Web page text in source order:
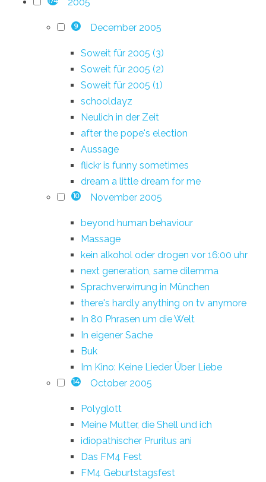
9 December 2005
Soweit für 2005 (3)
Soweit für 2005 (2)
Soweit für 2005 (1)
schooldayz
Neulich in der Zeit
after the pope's election
Aussage
flickr is funny sometimes
dream a little dream for me
10 November 2005
beyond human behaviour
Massage
kein alkohol oder drogen vor 16:00 uhr
next generation, same dilemma
Sprachverwirrung in München
there's hardly anything on tv anymore
In 80 Phrasen um die Welt
In eigener Sache
Buk
Im Kino: Keine Lieder Über Liebe
14 October 2005
Polyglott
Meine Mutter, die Shell und ich
idiopathischer Pruritus ani
Das FM4 Fest
FM4 Geburtstagsfest